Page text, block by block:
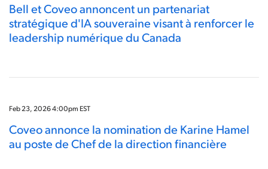
Bell et Coveo annoncent un partenariat
stratégique d'IA souveraine visant à renforcer le
leadership numérique du Canada
Feb 23, 2026 4:00pm EST
Coveo annonce la nomination de Karine Hamel
au poste de Chef de la direction financière